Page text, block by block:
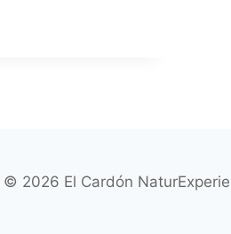
© 2026 El Cardón